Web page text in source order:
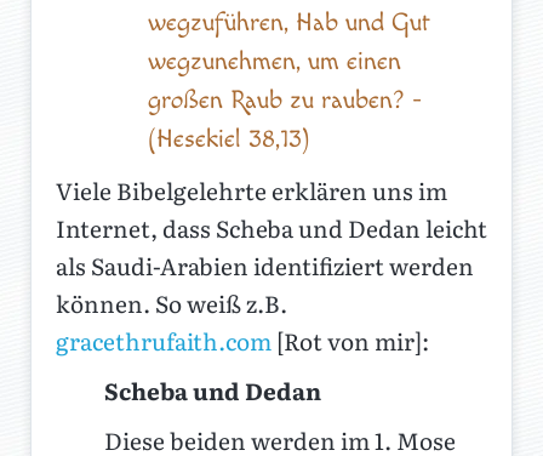
wegzuführen, Hab und Gut
wegzunehmen, um einen
großen Raub zu rauben? -
(Hesekiel 38,13)
Viele Bibelgelehrte erklären uns im
Internet, dass Scheba und Dedan leicht
als Saudi-Arabien identifiziert werden
können. So weiß z.B.
gracethrufaith.com [Rot von mir]:
Scheba und Dedan
Diese beiden werden im 1. Mose